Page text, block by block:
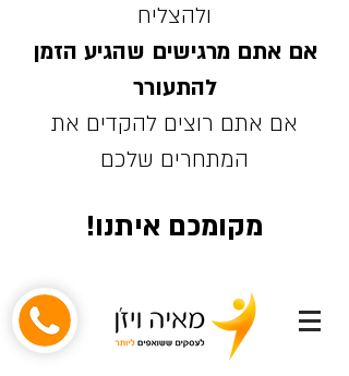
ולהצליח
אם אתם מרגישים שהגיע הזמן
להתעורר
אם אתם רוצים להקדים את
המתחרים שלכם
מקומכם איתנו!